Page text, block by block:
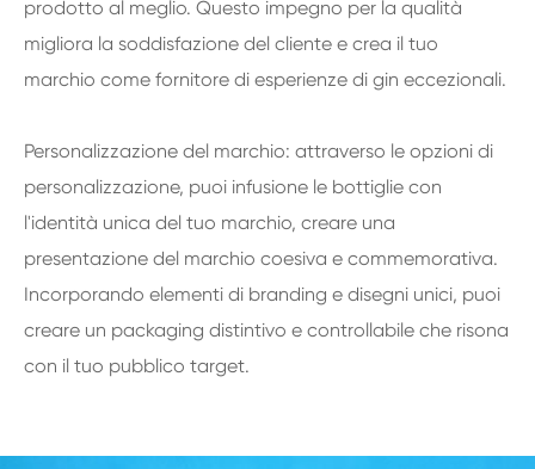
prodotto al meglio. Questo impegno per la qualità
migliora la soddisfazione del cliente e crea il tuo
marchio come fornitore di esperienze di gin eccezionali.
Personalizzazione del marchio: attraverso le opzioni di
personalizzazione, puoi infusione le bottiglie con
l'identità unica del tuo marchio, creare una
presentazione del marchio coesiva e commemorativa.
Incorporando elementi di branding e disegni unici, puoi
creare un packaging distintivo e controllabile che risona
con il tuo pubblico target.